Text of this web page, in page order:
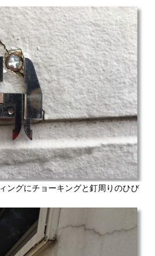
ングにチョーキングと釘周りのひび